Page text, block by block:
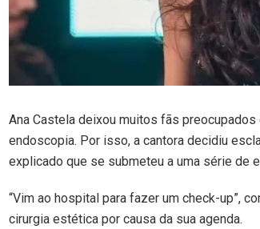
Ana Castela deixou muitos fãs
endoscopia. Por isso, a cantora decidiu
explicado que se submeteu a uma série de
“Vim ao hospital para fazer um check-up”,
cirurgia estética por causa da sua agenda.